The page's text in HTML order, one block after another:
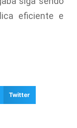
eficiente e
Twitter